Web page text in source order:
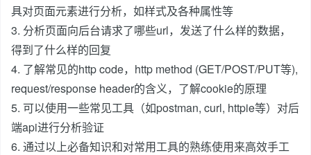
具对页面元素进行分析，如样式及各种属性等
3. 分析页面向后台请求了哪些url，发送了什么样的数据，
得到了什么样的回复
4. 了解常见的http code，http method (GET/POST/PUT等),
request/response header的含义，了解cookie的原理
5. 可以使用一些常见工具（如postman, curl, httpie等）对后
端api进行分析验证
6. 通过以上必备知识和对常用工具的熟练使用来高效手工